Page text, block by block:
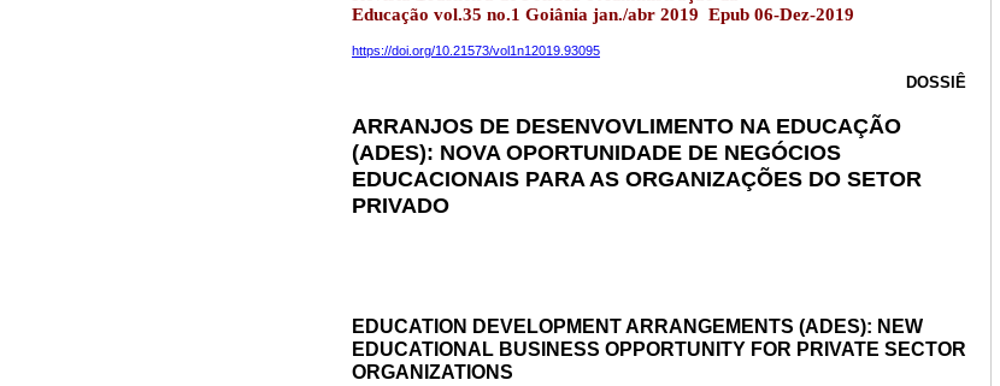
Educação vol.35 no.1 Goiânia jan./abr 2019 Epub 06-Dez-2019
https://doi.org/10.21573/vol1n12019.93095
DOSSIÊ
ARRANJOS DE DESENVOVLIMENTO NA EDUCAÇÃO
(ADES): NOVA OPORTUNIDADE DE NEGÓCIOS
EDUCACIONAIS PARA AS ORGANIZAÇÕES DO SETOR
PRIVADO
EDUCATION DEVELOPMENT ARRANGEMENTS (ADES): NEW
EDUCATIONAL BUSINESS OPPORTUNITY FOR PRIVATE SECTOR
ORGANIZATIONS